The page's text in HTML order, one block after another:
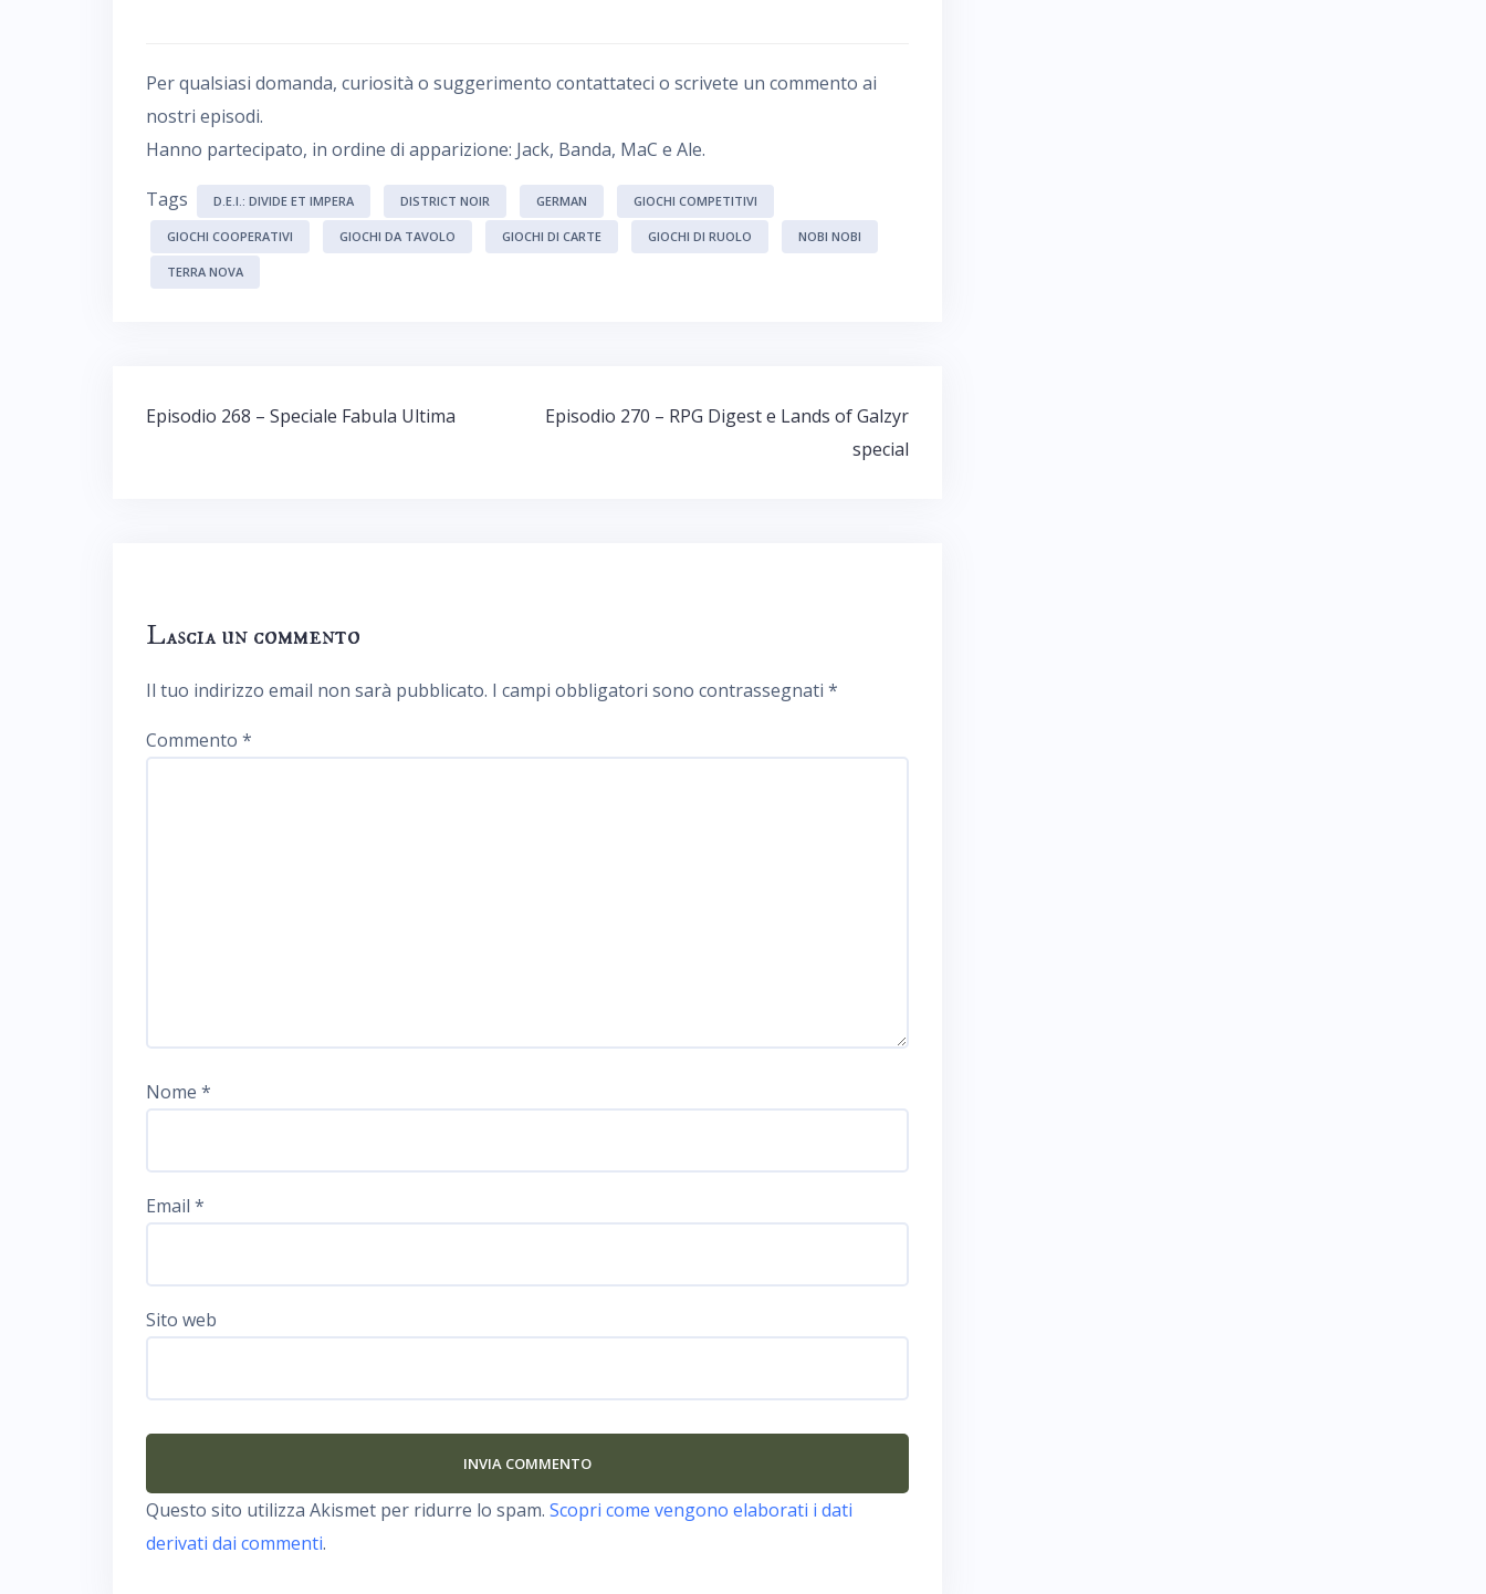
Per qualsiasi domanda, curiosità o suggerimento contattateci o scrivete un commento ai
nostri episodi.
Hanno partecipato, in ordine di apparizione: Jack, Banda, MaC e Ale.
Tags D.E.I.: DIVIDE ET IMPERA DISTRICT NOIR GERMAN GIOCHI COMPETITIVI
GIOCHI COOPERATIVI GIOCHI DA TAVOLO GIOCHI DI CARTE GIOCHI DI RUOLO NOBI NOBI
TERRA NOVA
Navigazione
Episodio 268 – Speciale Fabula Ultima
Episodio 270 – RPG Digest e Lands of Galzyr
special
Lascia un commento
Il tuo indirizzo email non sarà pubblicato. I campi obbligatori sono contrassegnati *
Commento *
Nome *
Email *
Sito web
Questo sito utilizza Akismet per ridurre lo spam. Scopri come vengono elaborati i dati
derivati dai commenti.